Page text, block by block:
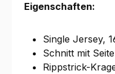
Eigenschaften:
Single Jersey,
Schnitt mit
Rippstrick-